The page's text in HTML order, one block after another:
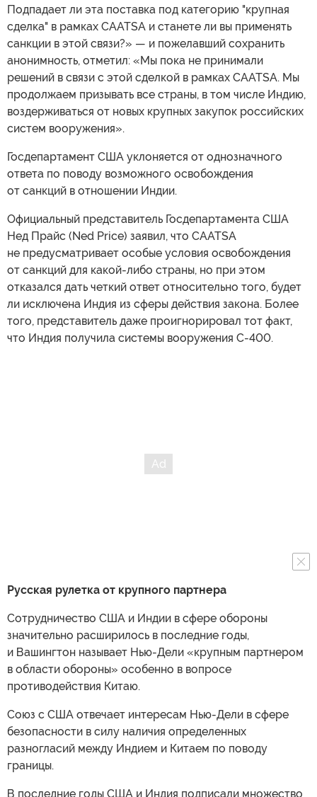
Подпадает ли эта поставка под категорию "крупная
сделка" в рамках CAATSA и станете ли вы применять
санкции в этой связи?» — и пожелавший сохранить
анонимность, отметил: «Мы пока не принимали
решений в связи с этой сделкой в рамках CAATSA. Мы
продолжаем призывать все страны, в том числе Индию,
воздерживаться от новых крупных закупок российских
систем вооружения».
Госдепартамент США уклоняется от однозначного
ответа по поводу возможного освобождения
от санкций в отношении Индии.
Официальный представитель Госдепартамента США
Нед Прайс (Ned Price) заявил, что CAATSA
не предусматривает особые условия освобождения
от санкций для какой-либо страны, но при этом
отказался дать четкий ответ относительно того, будет
ли исключена Индия из сферы действия закона. Более
того, представитель даже проигнорировал тот факт,
что Индия получила системы вооружения С-400.
Русская рулетка от крупного партнера
Сотрудничество США и Индии в сфере обороны
значительно расширилось в последние годы,
и Вашингтон называет Нью-Дели «крупным партнером
в области обороны» особенно в вопросе
противодействия Китаю.
Союз с США отвечает интересам Нью-Дели в сфере
безопасности в силу наличия определенных
разногласий между Индием и Китаем по поводу
границы.
В последние годы США и Индия подписали множество